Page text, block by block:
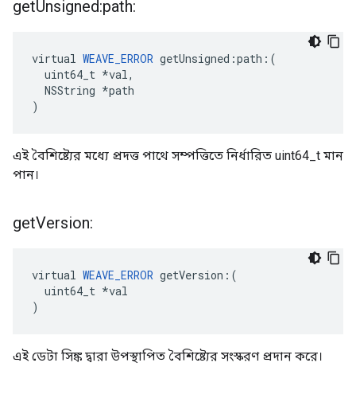
getUnsigned:path:
virtual WEAVE_ERROR getUnsigned:path:(
  uint64_t *val,
  NSString *path
)
এই বৈশিষ্ট্যের মধ্যে প্রদত্ত পাথে সম্পত্তিতে নির্ধারিত uint64_t মান
পান।
getVersion:
virtual WEAVE_ERROR getVersion:(
  uint64_t *val
)
এই ডেটা সিঙ্ক দ্বারা উপস্থাপিত বৈশিষ্ট্যের সংস্করণ প্রদান করে।